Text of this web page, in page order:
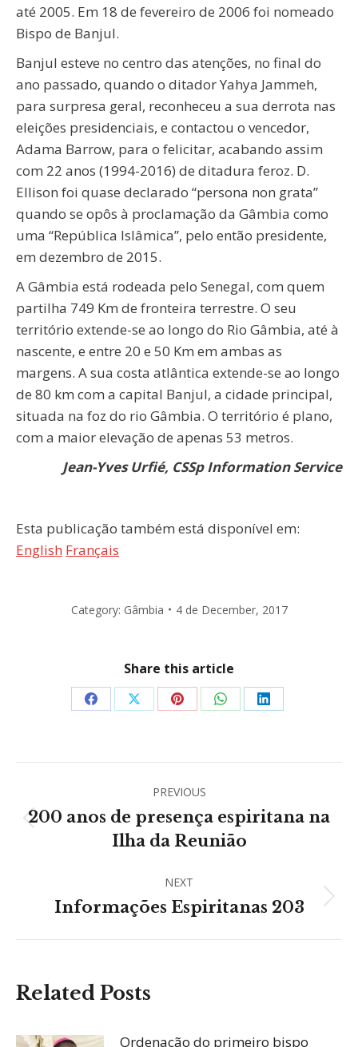
até 2005. Em 18 de fevereiro de 2006 foi nomeado
Bispo de Banjul.
Banjul esteve no centro das atenções, no final do
ano passado, quando o ditador Yahya Jammeh,
para surpresa geral, reconheceu a sua derrota nas
eleições presidenciais, e contactou o vencedor,
Adama Barrow, para o felicitar, acabando assim
com 22 anos (1994-2016) de ditadura feroz. D.
Ellison foi quase declarado “persona non grata”
quando se opôs à proclamação da Gâmbia como
uma “República Islâmica”, pelo então presidente,
em dezembro de 2015.
A Gâmbia está rodeada pelo Senegal, com quem
partilha 749 Km de fronteira terrestre. O seu
território extende-se ao longo do Rio Gâmbia, até à
nascente, e entre 20 e 50 Km em ambas as
margens. A sua costa atlântica extende-se ao longo
de 80 km com a capital Banjul, a cidade principal,
situada na foz do rio Gâmbia. O território é plano,
com a maior elevação de apenas 53 metros.
Jean-Yves Urfié, CSSp Information Service
Esta publicação também está disponível em:
English Français
Category: Gâmbia 4 de December, 2017
Share this article
Share
Facebook
Share
X
Share
Pinterest
Share
WhatsApp
Share
LinkedIn
navigation
PREVIOUS
Previous
post:
200 anos de presença espiritana na
Ilha da Reunião
NEXT
Next
Informações Espiritanas 203
Related Posts
Ordenação do primeiro bispo